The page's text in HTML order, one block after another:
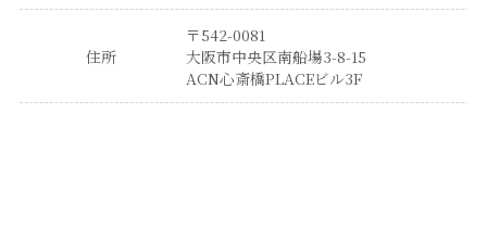
住所
〒542-0081
大阪市中央区南船場3-8-15
ACN心斎橋PLACEビル3F